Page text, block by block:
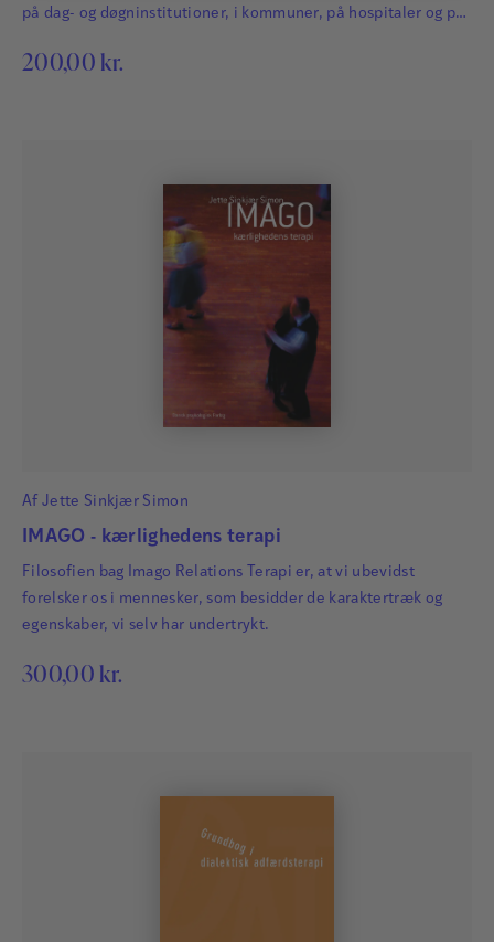
på dag- og døgninstitutioner, i kommuner, på hospitaler og på
relation er i fokus.
200,00 kr.
Af Jette Sinkjær Simon
IMAGO - kærlighedens terapi
Filosofien bag Imago Relations Terapi er, at vi ubevidst
forelsker os i mennesker, som besidder de karaktertræk og
egenskaber, vi selv har undertrykt.
300,00 kr.